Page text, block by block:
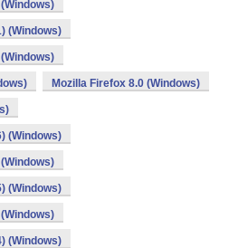
(Windows)
Mozilla Firefox 8.0 (Windows)
(Windows)
(Windows)
(Windows)